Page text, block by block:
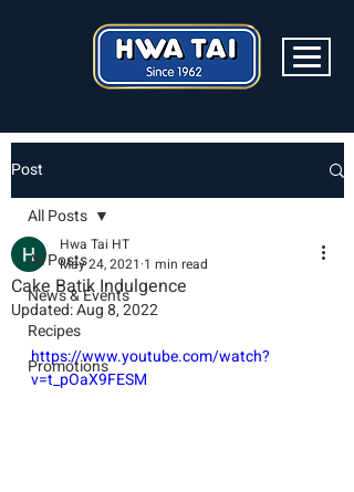
Post
All Posts
News & Events
Recipes
Promotions
All Posts
Cake Batik Indulgence
Hwa Tai HT
May 24, 2021 1 min read
Updated:Aug 8, 2022
https://www.youtube.com/watch?
v=t_pOaX9FESM